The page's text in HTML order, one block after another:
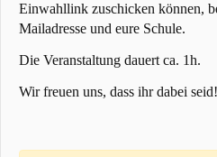
Einwahllink zuschicken können,
Mailadresse und eure Schule.
Die Veranstaltung dauert ca. 1h.
Wir freuen uns, dass ihr dabei seid!